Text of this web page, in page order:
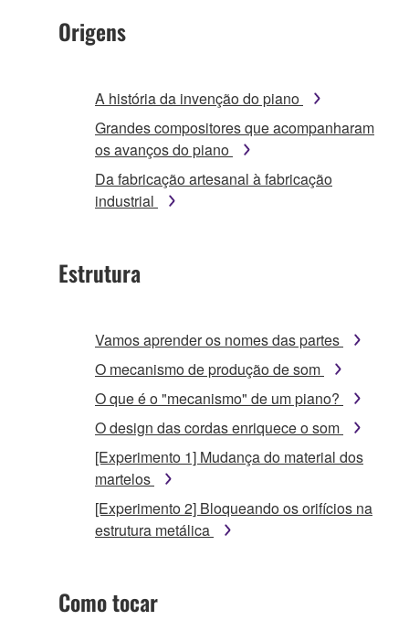
Origens
A história da invenção do piano
Grandes compositores que acompanharam
os avanços do piano
Da fabricação artesanal à fabricação
industrial
Estrutura
Vamos aprender os nomes das partes
O mecanismo de produção de som
O que é o "mecanismo" de um piano?
O design das cordas enriquece o som
[Experimento 1] Mudança do material dos
martelos
[Experimento 2] Bloqueando os orifícios na
estrutura metálica
Como tocar